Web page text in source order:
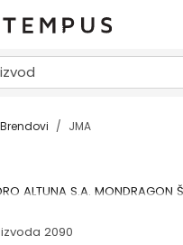
Brendovi JMA
ALTUNA S.A. MONDRAGON
2090